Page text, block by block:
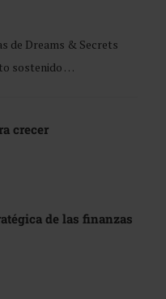
de Dreams & Secrets
sostenido …
crecer
de las finanzas